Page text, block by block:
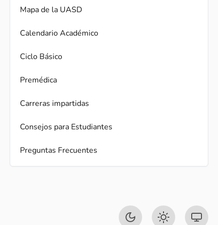
Mapa de la UASD
Calendario Académico
Ciclo Básico
Premédica
Carreras impartidas
Consejos para Estudiantes
Preguntas Frecuentes